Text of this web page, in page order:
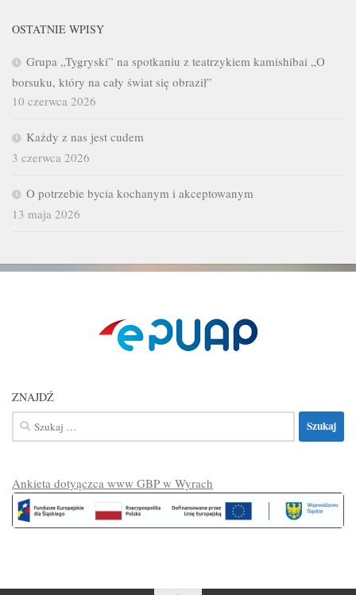
OSTATNIE WPISY
Grupa „Tygryski” na spotkaniu z teatrzykiem kamishibai „O
borsuku, który na cały świat się obraził”
10 czerwca 2026
Każdy z nas jest cudem
3 czerwca 2026
O potrzebie bycia kochanym i akceptowanym
13 maja 2026
ZNAJDŹ
Szukaj:
Ankieta dotyączca www GBP w Wyrach